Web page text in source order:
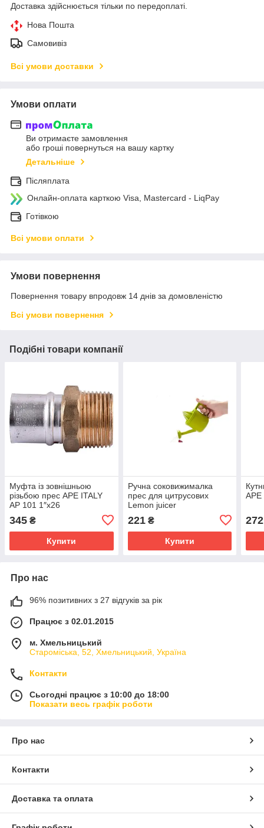
Доставка здійснюється тільки по передоплаті.
Нова Пошта
Самовивіз
Всі умови доставки
Умови оплати
Ви отримаєте замовлення
або гроші повернуться на вашу картку
Детальніше
Післяплата
Онлайн-оплата карткою Visa, Mastercard - LiqPay
Готівкою
Всі умови оплати
Умови повернення
Повернення товару впродовж 14 днів за домовленістю
Всі умови повернення
Подібні товари компанії
Муфта із зовнішньою
різьбою прес APE ITALY
AP 101 1″х26
345 ₴
Купити
Ручна соковижималка
прес для цитрусових
Lemon juicer
221₴
Купити
APE
272
Про нас
96% позитивних з 27 відгуків за рік
Працює з 02.01.2015
м. Хмельницький
Староміська, 52, Хмельницький, Україна
Контакти
Сьогодні працює з 10:00 до 18:00
Показати весь графік роботи
Про нас
Контакти
Доставка та оплата